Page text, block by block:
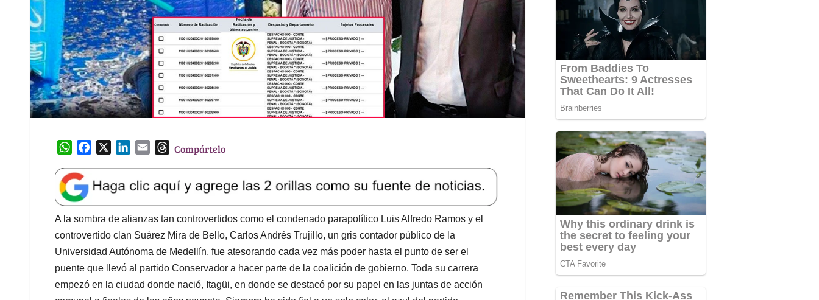
W
a
t
s
A
p
p
e
b
o
o
k
k
e
d
I
n
l
T
e
a
d
s
Compártelo
A la sombra de alianzas tan controvertidos como el condenado parapolítico Luis Alfredo Ramos y el
controvertido clan Suárez Mira de Bello, Carlos Andrés Trujillo, un gris contador público de la
Universidad Autónoma de Medellín, fue atesorando cada vez más poder hasta el punto de ser el
puente que llevó al partido Conservador a hacer parte de la coalición de gobierno. Toda su carrera
empezó en la ciudad donde nació, Itagüi, en donde se destacó por su papel en las juntas de acción